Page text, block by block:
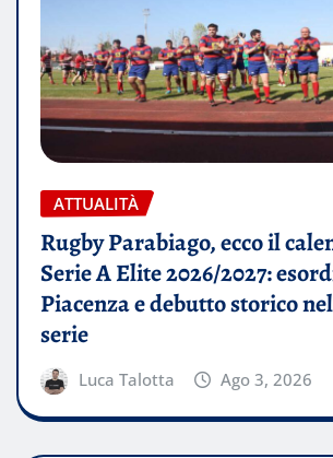
ATTUALITÀ
Rugby Parabiago, ecco il
Serie A Elite 2026/2027:
Piacenza e debutto storico
serie
Luca Talotta Ago 3, 2026